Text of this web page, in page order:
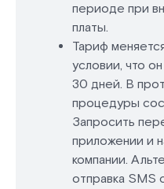
периоде при
платы.
Тариф
условии, что
30 дней. В
процедуры
Запросить
приложении и
компании.
отправка SMS